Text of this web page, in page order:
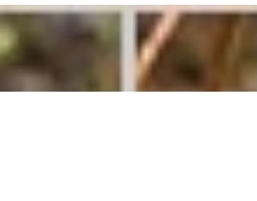
navrhnout/osázet zahradu, se poslední
dobou roztrhl pytel. Radí každý. Hlad po
informacích pramení z...